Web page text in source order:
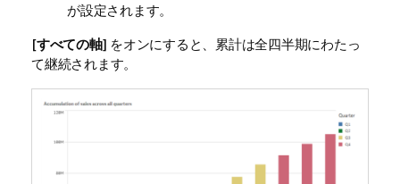
が設定されます。
[すべての軸] をオンにすると、累計は全四半期にわたっ
て継続されます。